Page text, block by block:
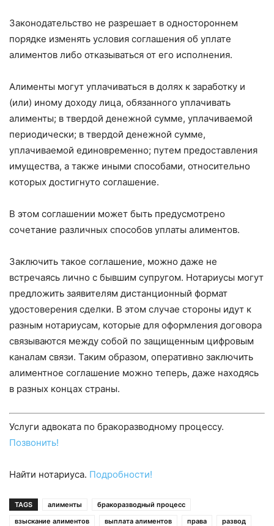
Законодательство не разрешает в одностороннем
порядке изменять условия соглашения об уплате
алиментов либо отказываться от его исполнения.
Алименты могут уплачиваться в долях к заработку и
(или) иному доходу лица, обязанного уплачивать
алименты; в твердой денежной сумме, уплачиваемой
периодически; в твердой денежной сумме,
уплачиваемой единовременно; путем предоставления
имущества, а также иными способами, относительно
которых достигнуто соглашение.
В этом соглашении может быть предусмотрено
сочетание различных способов уплаты алиментов.
Заключить такое соглашение, можно даже не
встречаясь лично с бывшим супругом. Нотариусы могут
предложить заявителям дистанционный формат
удостоверения сделки. В этом случае стороны идут к
разным нотариусам, которые для оформления договора
связываются между собой по защищенным цифровым
каналам связи. Таким образом, оперативно заключить
алиментное соглашение можно теперь, даже находясь
в разных концах страны.
Услуги адвоката по бракоразводному процессу.
Позвонить!
Найти нотариуса. Подробности!
TAGS алименты
бракоразводный процесс
взыскание алиментов
выплата алиментов права
развод